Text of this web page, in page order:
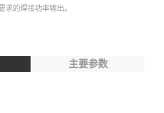
求的焊接功率输出。
主要参数